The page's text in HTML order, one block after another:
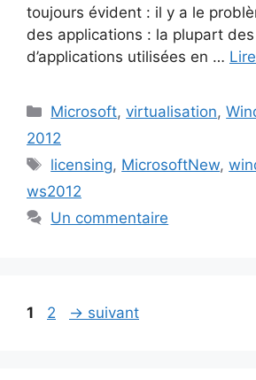
toujours évident : il y a le
des applications : la plupart
d’applications utilisées en …
Catégories
Microsoft,virtualisation,
2012
Étiquettes
licensing, MicrosoftNew,
ws2012
Un commentaire
Page
1 Page
2 → suivant